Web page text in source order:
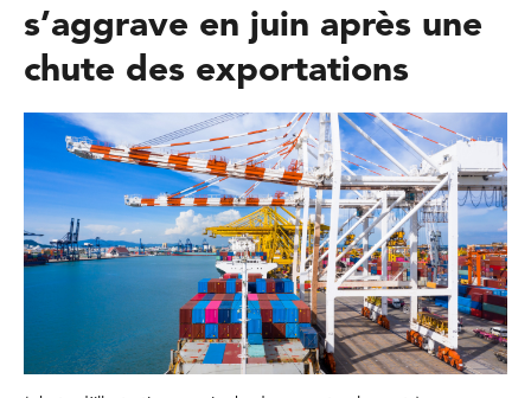
s’aggrave en juin après une
chute des exportations